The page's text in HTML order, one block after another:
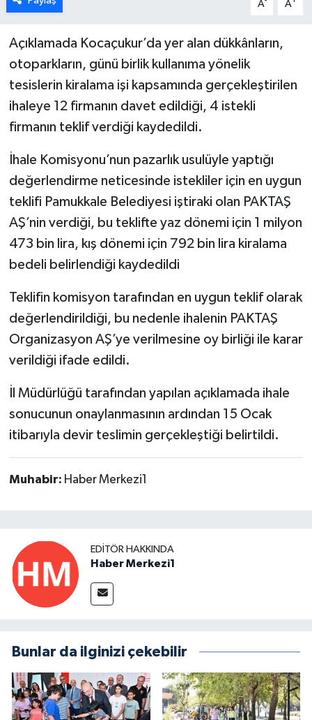
A A
Açıklamada Kocaçukur’da yer alan dükkânların,
otoparkların, günü birlik kullanıma yönelik
tesislerin kiralama işi kapsamında gerçekleştirilen
ihaleye 12 firmanın davet edildiği, 4 istekli
firmanın teklif verdiği kaydedildi.
İhale Komisyonu’nun pazarlık usulüyle yaptığı
değerlendirme neticesinde istekliler için en uygun
teklifi Pamukkale Belediyesi iştiraki olan PAKTAŞ
AŞ’nin verdiği, bu teklifte yaz dönemi için 1 milyon
473 bin lira, kış dönemi için 792 bin lira kiralama
bedeli belirlendiği kaydedildi
Teklifin komisyon tarafından en uygun teklif olarak
değerlendirildiği, bu nedenle ihalenin PAKTAŞ
Organizasyon AŞ’ye verilmesine oy birliği ile karar
verildiği ifade edildi.
İl Müdürlüğü tarafından yapılan açıklamada ihale
sonucunun onaylanmasının ardından 15 Ocak
itibarıyla devir teslimin gerçekleştiği belirtildi.
Muhabir: Haber Merkezi1
EDITÖR HAKKINDA
Haber Merkezi1
Bunlar da ilginizi çekebilir